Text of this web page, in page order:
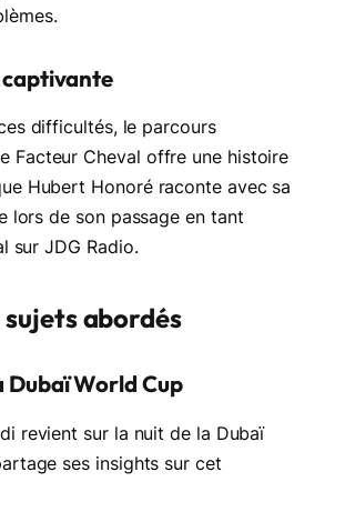
captivante
difficultés, le parcours
Facteur Cheval offre une histoire
Hubert Honoré raconte avec sa
lors de son passage en tant
sur JDG Radio.
abordés
Dubaï World Cup
revient sur la nuit de la Dubaï
ses insights sur cet